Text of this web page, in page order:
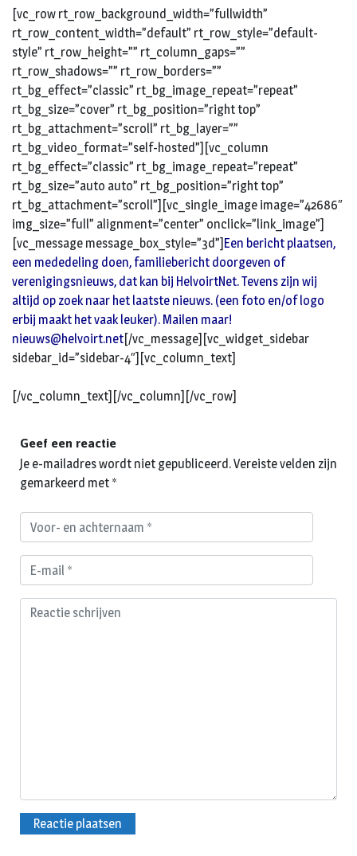
[vc_row rt_row_background_width=”fullwidth”
rt_row_content_width=”default” rt_row_style=”default-
style” rt_row_height=”” rt_column_gaps=””
rt_row_shadows=”” rt_row_borders=””
rt_bg_effect=”classic” rt_bg_image_repeat=”repeat”
rt_bg_size=”cover” rt_bg_position=”right top”
rt_bg_attachment=”scroll” rt_bg_layer=””
rt_bg_video_format=”self-hosted”][vc_column
rt_bg_effect=”classic” rt_bg_image_repeat=”repeat”
rt_bg_size=”auto auto” rt_bg_position=”right top”
rt_bg_attachment=”scroll”][vc_single_image image=”42686″
img_size=”full” alignment=”center” onclick=”link_image”]
[vc_message message_box_style=”3d”] Een bericht plaatsen,
een mededeling doen, familiebericht doorgeven of
verenigingsnieuws, dat kan bij HelvoirtNet. Tevens zijn wij
altijd op zoek naar het laatste nieuws. (een foto en/of logo
erbij maakt het vaak leuker). Mailen maar!
nieuws@helvoirt.net[/vc_message][vc_widget_sidebar
sidebar_id=”sidebar-4″][vc_column_text]
[/vc_column_text][/vc_column][/vc_row]
Geef een reactie
Je e-mailadres wordt niet gepubliceerd.Vereiste velden zijn
gemarkeerd met *